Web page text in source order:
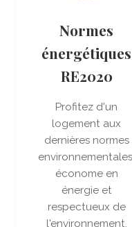
Normes
énergétiques
RE2020
Profitez d'un
logement aux
dernières normes
économe en
énergie et
respectueux de
l'environnement.